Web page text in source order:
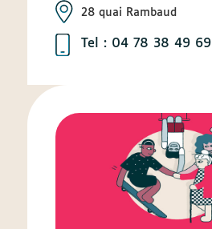
28 quai Rambaud
Tel : 04 78 38 49 69